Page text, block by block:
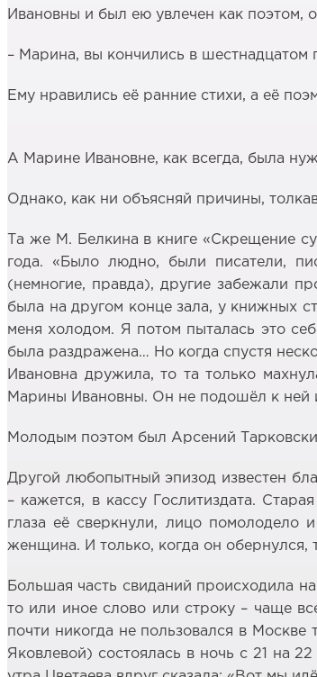
Ивановны и был ею увлечен как поэтом,
– Марина, вы кончились в шестнадцатом
Ему нравились её ранние стихи, а её
А Марине Ивановне, как всегда, была
Однако, как ни объясняй причины,
Та же М. Белкина в книге «Скрещение
года. «Было людно, были писатели,
(немногие, правда), другие забежали
была на другом конце зала, у книжных
меня холодом. Я потом пыталась это
была раздражена… Но когда спустя
Ивановна дружила, то та только
Марины Ивановны. Он не подошёл к ней
Молодым поэтом был Арсений
Другой любопытный эпизод известен
– кажется, в кассу Гослитиздата.
глаза её сверкнули, лицо помолодело
женщина. И только, когда он обернулся,
Большая часть свиданий происходила
то или иное слово или строку – чаще
почти никогда не пользовался в
Яковлевой) состоялась в ночь с 21 на